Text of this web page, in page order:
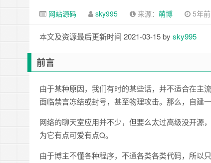
网站源码 sky995 来源： 萌博 5年
本文及资源最后更新时间 2021-03-15 by sky995
前言
由于某种原因，我们有时的某些话，并不适合在主
面临禁言冻结或封号，甚至物理攻击。那么，自建
网络的聊天室应用并不少，但要么太过高级没开源
为它有点可爱有点Q。
由于博主不懂各种程序，不通各类各类代码，所以